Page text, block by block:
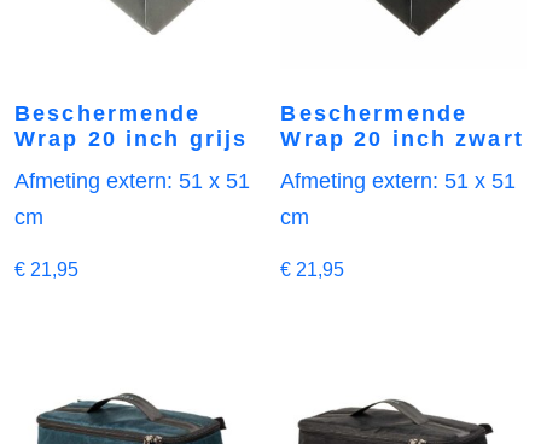
Beschermende
Wrap 20 inch grijs
Afmeting extern: 51 x 51
cm
€ 21,95
Beschermende
Wrap 20 inch zwart
Afmeting extern: 51 x 51
cm
€ 21,95